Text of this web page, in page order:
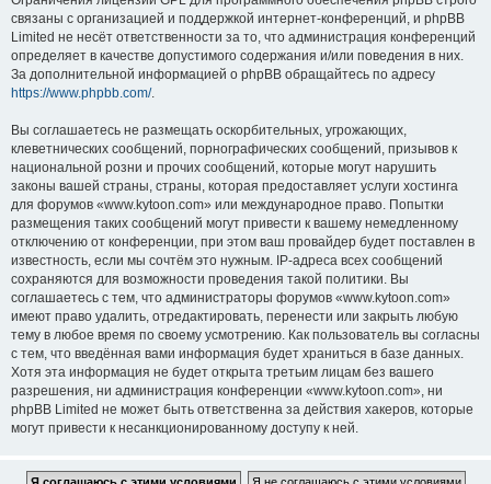
связаны с организацией и поддержкой интернет-конференций, и phpBB
Limited не несёт ответственности за то, что администрация конференций
определяет в качестве допустимого содержания и/или поведения в них.
За дополнительной информацией о phpBB обращайтесь по адресу
https://www.phpbb.com/.
Вы соглашаетесь не размещать оскорбительных, угрожающих,
клеветнических сообщений, порнографических сообщений, призывов к
национальной розни и прочих сообщений, которые могут нарушить
законы вашей страны, страны, которая предоставляет услуги хостинга
для форумов «www.kytoon.com» или международное право. Попытки
размещения таких сообщений могут привести к вашему немедленному
отключению от конференции, при этом ваш провайдер будет поставлен в
известность, если мы сочтём это нужным. IP-адреса всех сообщений
сохраняются для возможности проведения такой политики. Вы
соглашаетесь с тем, что администраторы форумов «www.kytoon.com»
имеют право удалить, отредактировать, перенести или закрыть любую
тему в любое время по своему усмотрению. Как пользователь вы согласны
с тем, что введённая вами информация будет храниться в базе данных.
Хотя эта информация не будет открыта третьим лицам без вашего
разрешения, ни администрация конференции «www.kytoon.com», ни
phpBB Limited не может быть ответственна за действия хакеров, которые
могут привести к несанкционированному доступу к ней.